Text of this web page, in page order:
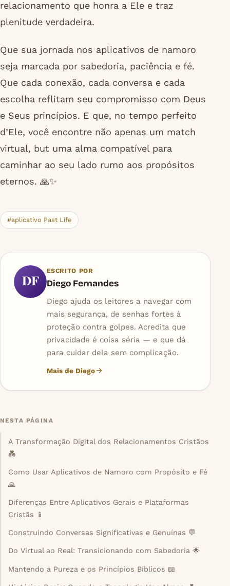
relacionamento que honra a Ele e traz
plenitude verdadeira.
Que sua jornada nos aplicativos de namoro
seja marcada por sabedoria, paciência e fé.
Que cada conexão, cada conversa e cada
escolha reflitam seu compromisso com Deus
e Seus princípios. E que, no tempo perfeito
d’Ele, você encontre não apenas um match
virtual, but uma alma compatível para
caminhar ao seu lado rumo aos propósitos
eternos. 🙏✨
#aplicativo Past Life
DF
ESCRITO POR
Diego Fernandes
Diego ajuda os leitores a navegar com
mais segurança, de senhas fortes à
proteção contra golpes. Acredita que
privacidade é coisa séria — e que dá
para cuidar dela sem complicação.
Mais de Diego
NESTA PÁGINA
A Transformação Digital dos Relacionamentos Cristãos
💑
Como Usar Aplicativos de Namoro com Propósito e Fé
🙏
Diferenças Entre Aplicativos Gerais e Plataformas
Cristãs 📱
Construindo Conversas Significativas e Genuínas 💬
Do Virtual ao Real: Transicionando com Sabedoria 🌟
Mantendo a Pureza e os Princípios Bíblicos 📖